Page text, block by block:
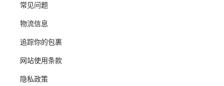
常见问题
物流信息
追踪你的包裹
网站使用条款
隐私政策